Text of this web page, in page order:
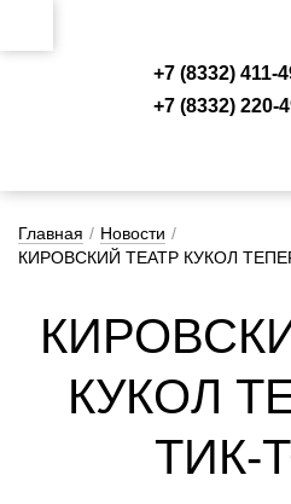
+7 (8332) 411-
+7 (8332) 220-
Главная / Новости /
КИРОВСКИЙ ТЕАТР КУКОЛ
КУ­КОЛ
ТИК-